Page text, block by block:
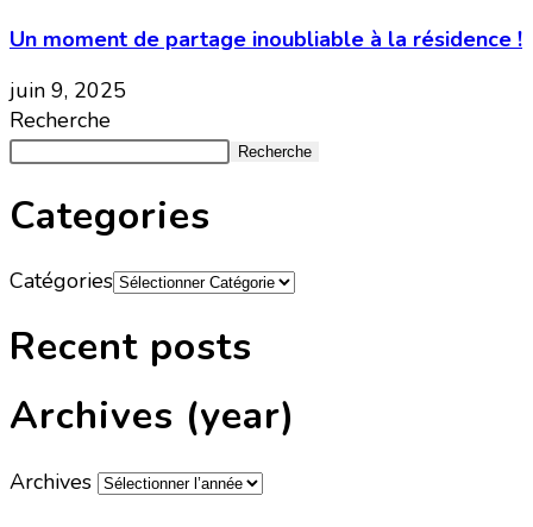
Un moment de partage inoubliable à la résidence !
juin 9, 2025
Recherche
Recherche
Categories
Catégories
Recent posts
Archives (year)
Archives